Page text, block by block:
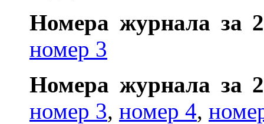
Номера журнала за
номер 3
Номера журнала за
номер 3, номер 4,